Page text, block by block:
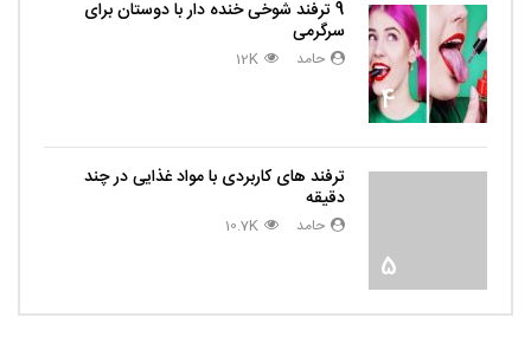
4
9 ترفند شوخی خنده دار با دوستان برای
سرگرمی
حامد 12K
5
ترفند های کاربردی با مواد غذایی در چند
دقیقه
حامد 10.7K